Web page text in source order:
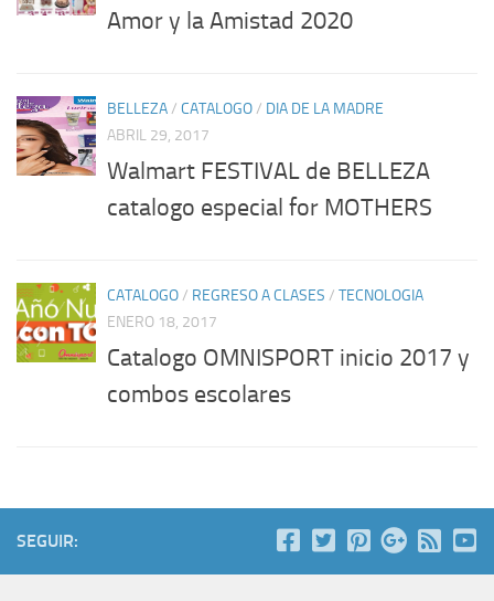
Amor y la Amistad 2020
BELLEZA/ CATALOGO/ DIA DE LA MADRE
ABRIL 29, 2017
Walmart FESTIVAL de BELLEZA
catalogo especial for MOTHERS
CATALOGO/ REGRESO A CLASES / TECNOLOGIA
ENERO 18, 2017
Catalogo OMNISPORT inicio 2017 y
combos escolares
SEGUIR: